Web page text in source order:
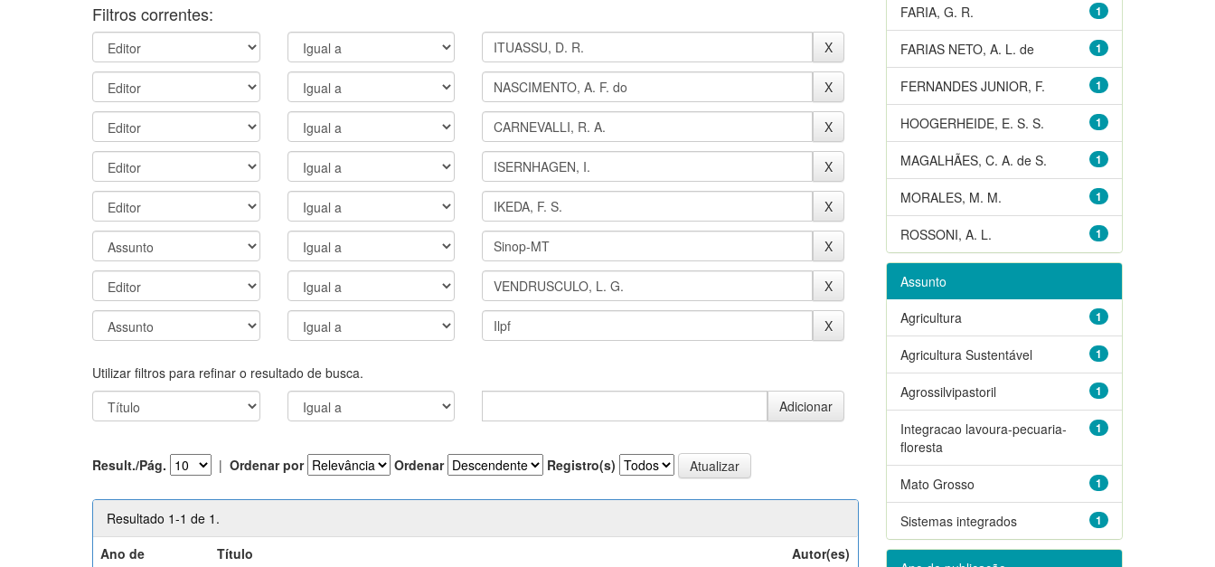
Filtros correntes:
Utilizar filtros para refinar o resultado de busca.
Result./Pág. | Ordenar por Ordenar Registro(s)
Resultado 1-1 de 1.
Ano de
Título Autor(es)
1
FARIA, G. R.
1
FARIAS NETO, A. L. de
1
FERNANDES JUNIOR, F.
1
HOOGERHEIDE, E. S. S.
1
MAGALHÃES, C. A. de S.
1
MORALES, M. M.
1
ROSSONI, A. L.
Assunto
1
Agricultura
1
Agricultura Sustentável
1
Agrossilvipastoril
1
Integracao lavoura-pecuaria-
floresta
1
Mato Grosso
1
Sistemas integrados